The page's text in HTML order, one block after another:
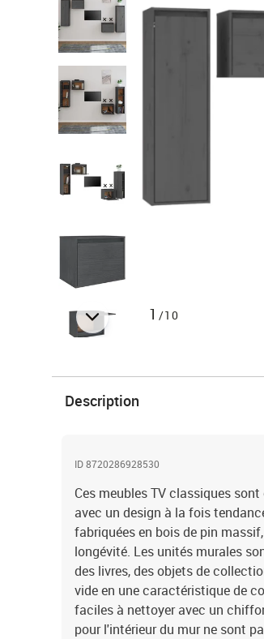
1 /10
Description
ID 8720286928530
Ces meubles TV classiques
avec un design à la fois
fabriquées en bois de pin
longévité. Les unités murales
des livres, des objets de
vide en une caractéristique de
faciles à nettoyer avec un
pour l'intérieur du mur ne sont